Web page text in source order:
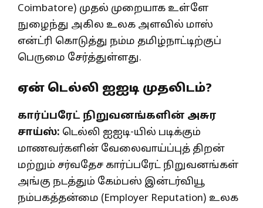
Coimbatore) முதல் முறையாக உள்ளே
நுழைந்து அகில உலக அளவில் மாஸ்
என்ட்ரி கொடுத்து நம்ம தமிழ்நாட்டிற்குப்
பெருமை சேர்த்துள்ளது.
ஏன் டெல்லி ஐஐடி முதலிடம்?
கார்ப்பரேட் நிறுவனங்களின் அசுர
சாய்ஸ்: டெல்லி ஐஐடி-யில் படிக்கும்
மாணவர்களின் வேலைவாய்ப்புத் திறன்
மற்றும் சர்வதேச கார்ப்பரேட் நிறுவனங்கள்
அங்கு நடத்தும் கேம்பஸ் இன்டர்வியூ
நம்பகத்தன்மை (Employer Reputation) உலக